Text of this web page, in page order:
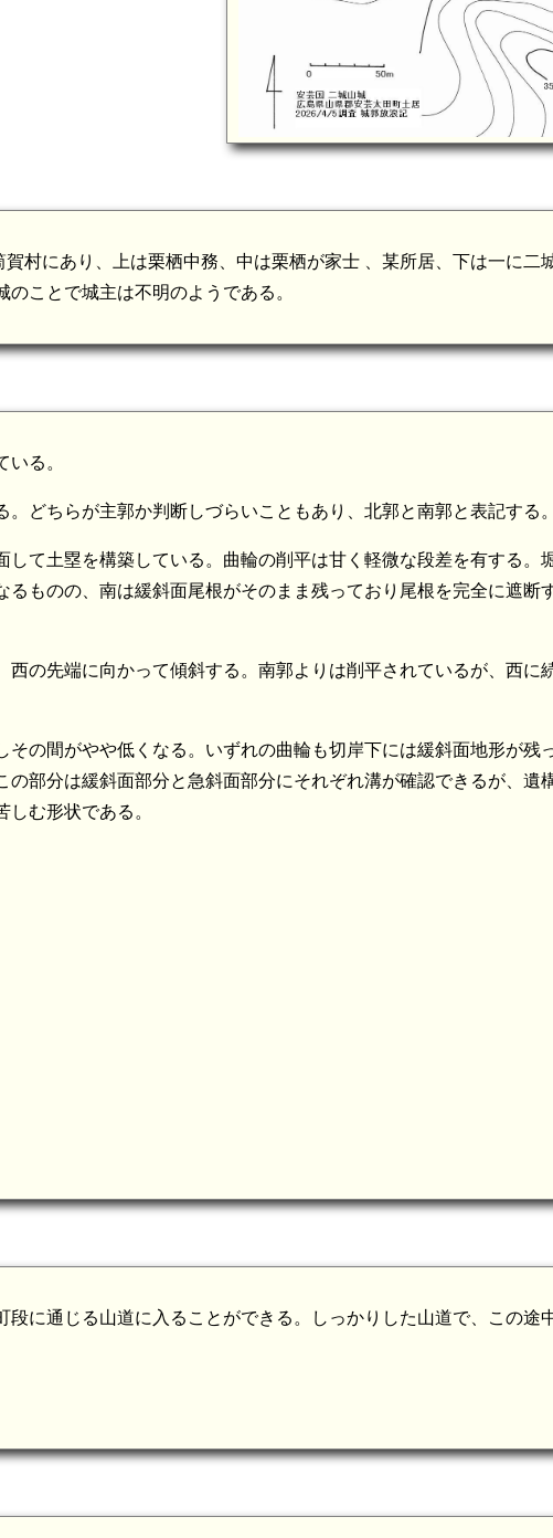
賀村にあり、上は栗栖中務、中は栗栖が家士 、某所居、下は一に二
ことで城主は不明のようである。
る。
どちらが主郭か判断しづらいこともあり、北郭と南郭と表記する
て土塁を構築している。曲輪の削平は甘く軽微な段差を有する。
ものの、南は緩斜面尾根がそのまま残っており尾根を完全に遮断
の先端に向かって傾斜する。南郭よりは削平されているが、西に
の間がやや低くなる。いずれの曲輪も切岸下には緩斜面地形が残
部分は緩斜面部分と急斜面部分にそれぞれ溝が確認できるが、遺
む形状である。
に通じる山道に入ることができる。しっかりした山道で、この途